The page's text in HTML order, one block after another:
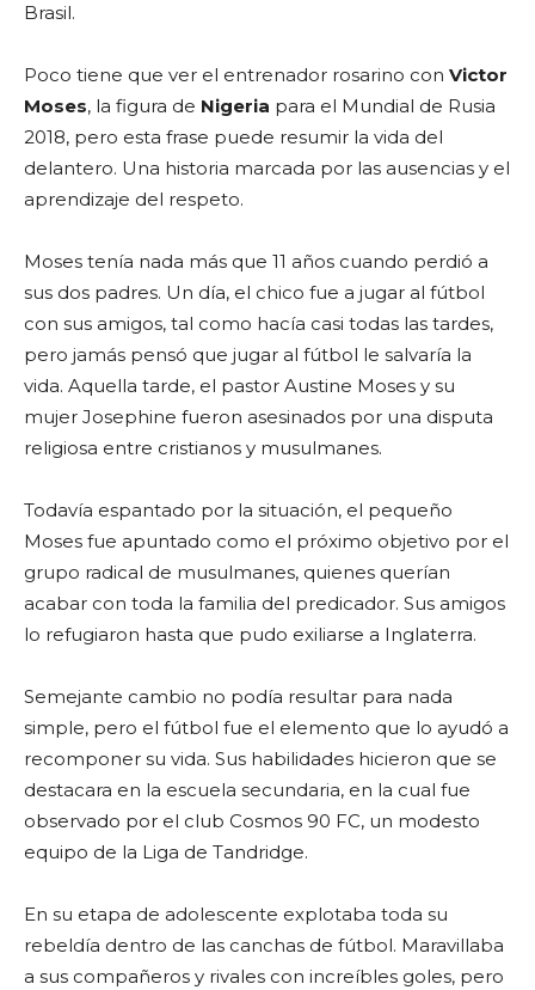
Brasil.
Poco tiene que ver el entrenador rosarino con Victor
Moses, la figura de Nigeria para el Mundial de Rusia
2018, pero esta frase puede resumir la vida del
delantero. Una historia marcada por las ausencias y el
aprendizaje del respeto.
Moses tenía nada más que 11 años cuando perdió a
sus dos padres. Un día, el chico fue a jugar al fútbol
con sus amigos, tal como hacía casi todas las tardes,
pero jamás pensó que jugar al fútbol le salvaría la
vida. Aquella tarde, el pastor Austine Moses y su
mujer Josephine fueron asesinados por una disputa
religiosa entre cristianos y musulmanes.
Todavía espantado por la situación, el pequeño
Moses fue apuntado como el próximo objetivo por el
grupo radical de musulmanes, quienes querían
acabar con toda la familia del predicador. Sus amigos
lo refugiaron hasta que pudo exiliarse a Inglaterra.
Semejante cambio no podía resultar para nada
simple, pero el fútbol fue el elemento que lo ayudó a
recomponer su vida. Sus habilidades hicieron que se
destacara en la escuela secundaria, en la cual fue
observado por el club Cosmos 90 FC, un modesto
equipo de la Liga de Tandridge.
En su etapa de adolescente explotaba toda su
rebeldía dentro de las canchas de fútbol. Maravillaba
a sus compañeros y rivales con increíbles goles, pero